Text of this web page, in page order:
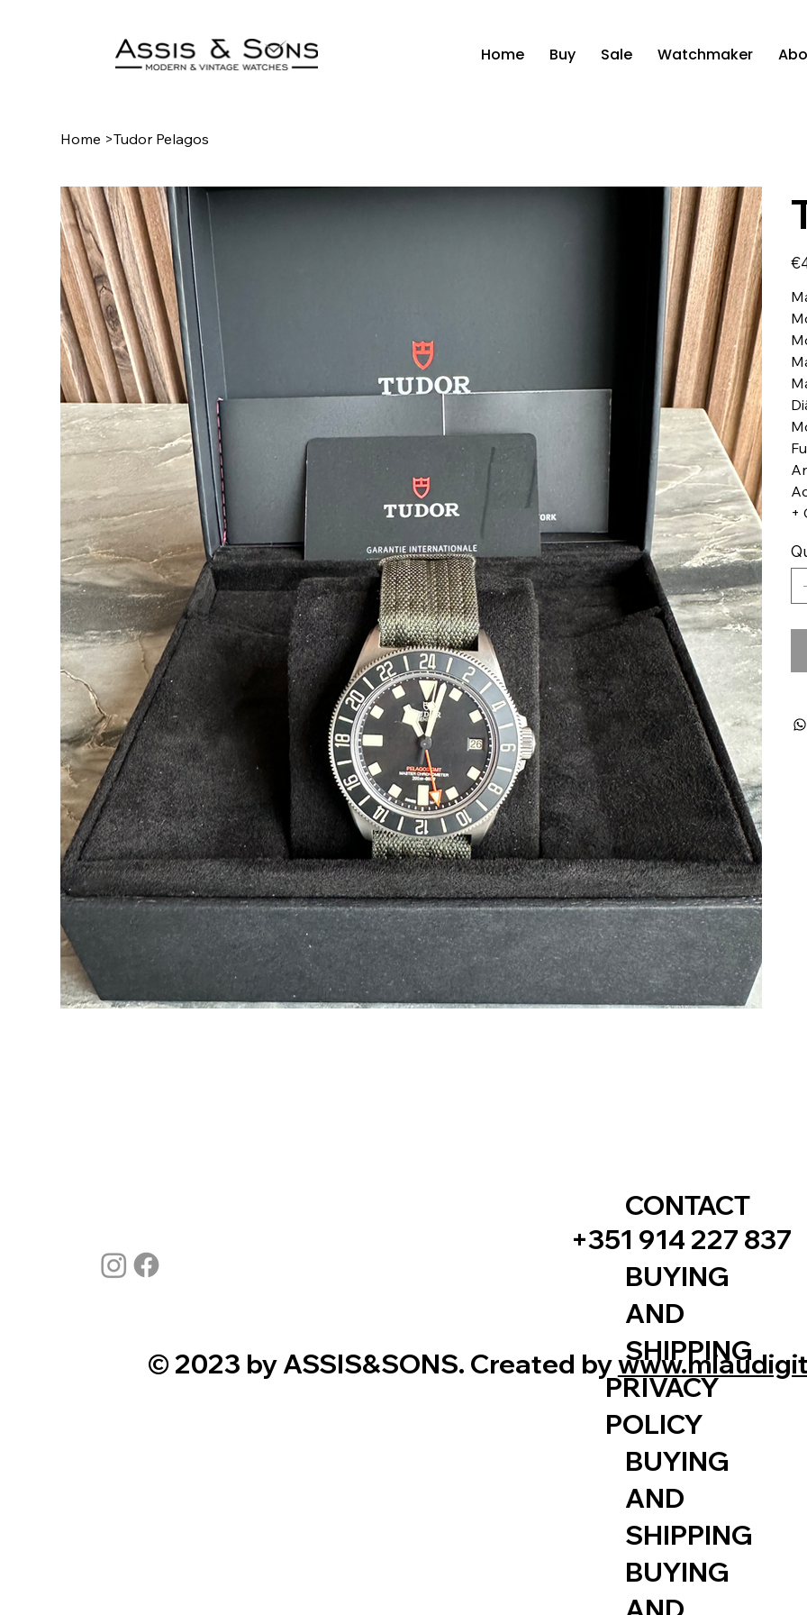
Home Buy Sale Watchmaker
Home >Tudor Pelagos
Price
+
CONTACT
+351 914 227 837
BUYING
AND
SHIPPING
PRIVACY
POLICY
BUYING
AND
SHIPPING
BUYING
AND
© 2023 by ASSIS&SONS. Created by